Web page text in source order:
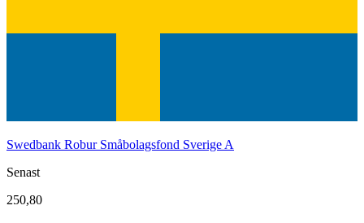
Swedbank Robur Småbolagsfond Sverige A
Senast
250,80